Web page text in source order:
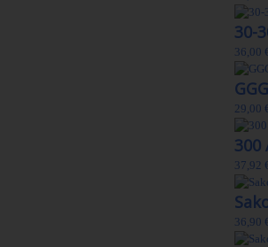
30-
36,00
29,00
300
37,92
36,90